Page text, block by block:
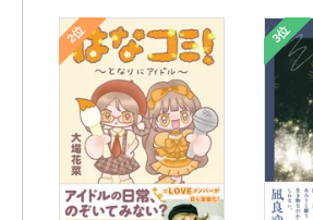
2位 3位